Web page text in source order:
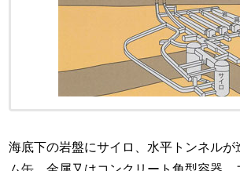
海底下の岩盤にサイロ、水平トンネルが